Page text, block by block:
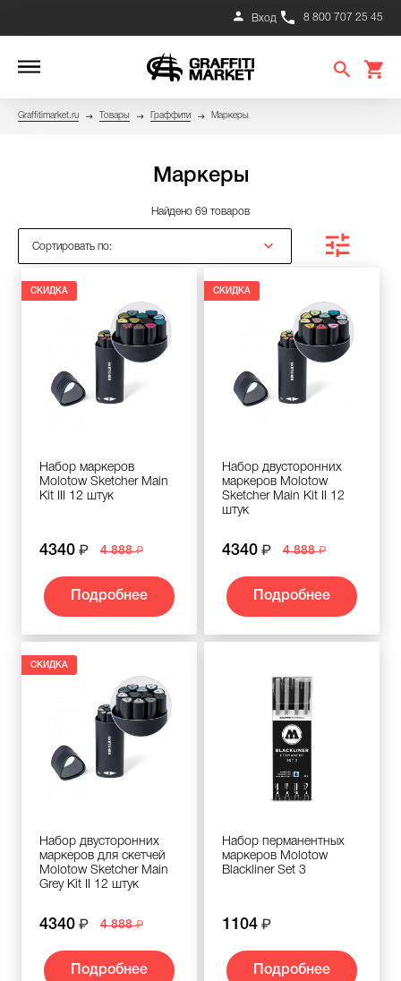
8 800 707 25 45
Вход
Graffitimarket.ru Товары Граффити Маркеры
Маркеры
Найдено 69 товаров
Сортировать по:
СКИДКА
Набор маркеров
Molotow Sketcher Main
Kit III 12 штук
4340 4 888
Подробнее
СКИДКА
Набор двусторонних
маркеров Molotow
Sketcher Main Kit II 12
штук
4340 4 888
Подробнее
СКИДКА
Набор двусторонних
маркеров для скетчей
Molotow Sketcher Main
Grey Kit II 12 штук
4340 4 888
Подробнее
Набор перманентных
маркеров Molotow
Blackliner Set 3
1104
Подробнее